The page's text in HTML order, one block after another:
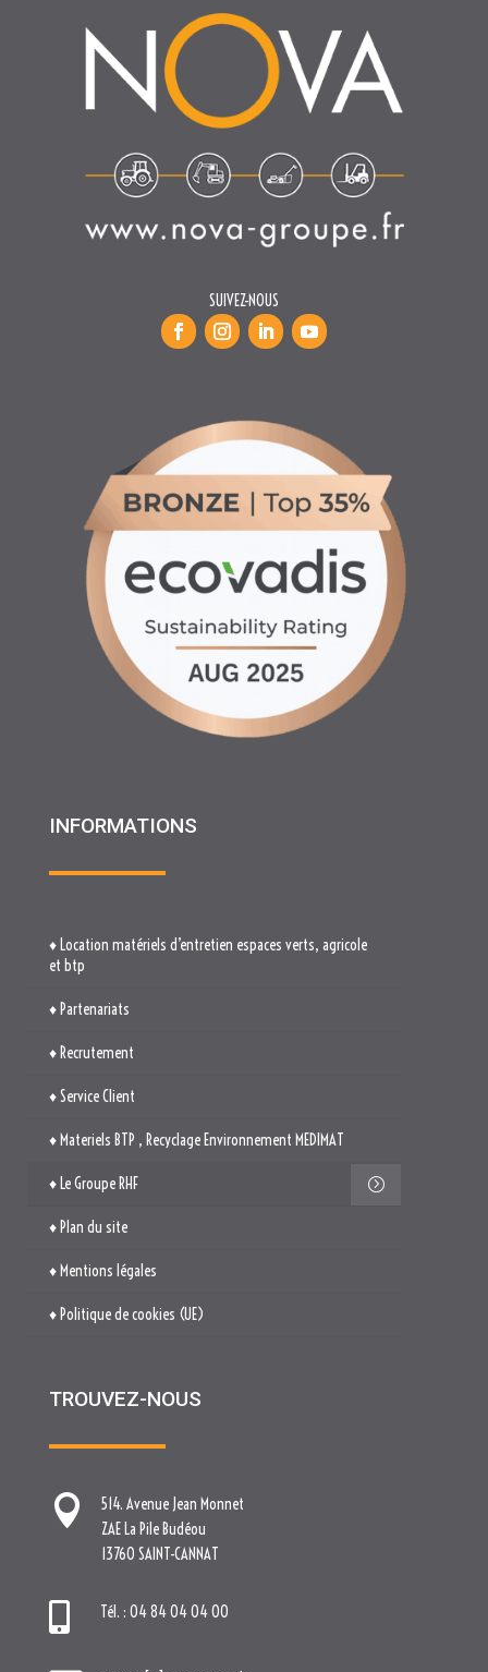
SUIVEZ-NOUS
INFORMATIONS
♦ Location matériels d’entretien espaces verts, agricole
et btp
♦ Partenariats
♦ Recrutement
♦ Service Client
♦ Materiels BTP , Recyclage Environnement MEDIMAT
♦ Le Groupe RHF
♦ Plan du site
♦ Mentions légales
♦ Politique de cookies (UE)
TROUVEZ-NOUS

514. Avenue Jean Monnet
ZAE La Pile Budéou
13760 SAINT-CANNAT
 Tél. : 04 84 04 04 00